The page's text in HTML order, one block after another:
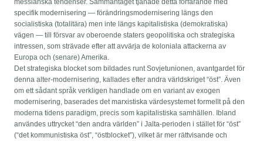
messianska tendenser. Sammantaget tjänade detta förfarande med
specifik modernisering — förändringsmodernisering längs den
socialistiska (totalitära) men inte längs kapitalistiska (demokratiska)
vägen — till försvar av oberoende staters geopolitiska och strategiska
intressen, som strävade efter att avvärja de koloniala attackerna av
Europa och (senare) Amerika.
Det strategiska blocket som bildades runt Sovjetunionen, avantgardet för
denna alter-modernisering, kallades efter andra världskriget “öst”. Även
om ett sådant språk verkligen handlade om en variant av exogen
modernisering, baserades det marxistiska värdesystemet formellt på den
moderna tidens paradigm, precis som kapitalistiska samhällen. Ibland
användes uttrycket “den andra världen” i Jalta-perioden i stället för “öst”
(“det kommunistiska öst”, “östblocket”), vilket är mer rättvisande och